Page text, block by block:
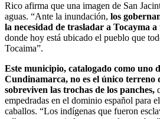
Rico afirma que una imagen de San
aguas. “Ante la inundación, los
la necesidad de trasladar a Tocayma
donde hoy está ubicado el pueblo que
Tocaima”.
Este municipio, catalogado como uno
Cundinamarca, no es el único terreno
sobreviven las trochas de los panches,
empedradas en el dominio español para
caballos. “Los indígenas que fueron